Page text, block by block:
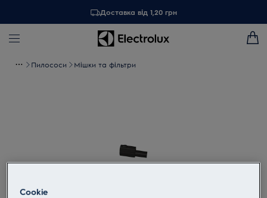
Доставка від 1,20 грн
Пилососи Мішки та фільтри
Cookie